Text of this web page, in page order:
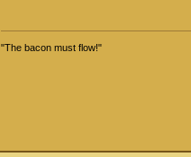
"The bacon must flow!"